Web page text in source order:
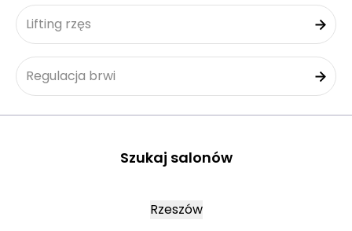
Lifting rzęs
Regulacja brwi
Szukaj salonów
Rzeszów